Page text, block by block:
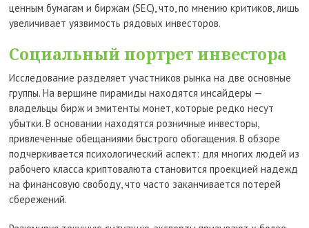
ценным бумагам и биржам (SEC), что, по мнению критиков, лишь
увеличивает уязвимость рядовых инвесторов.
Социальный портрет инвестора
Исследование разделяет участников рынка на две основные
группы. На вершине пирамиды находятся инсайдеры —
владельцы бирж и эмитенты монет, которые редко несут
убытки. В основании находятся розничные инвесторы,
привлеченные обещаниями быстрого обогащения. В обзоре
подчеркивается психологический аспект: для многих людей из
рабочего класса криптовалюта становится проекцией надежд
на финансовую свободу, что часто заканчивается потерей
сбережений.